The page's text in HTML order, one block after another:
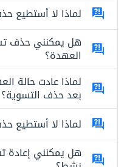
لماذا لا أستطيع
هل يمكنني حذف
العهدة؟
لماذا عادت حالة
بعد حذف التسوية؟
لماذا لا أستطيع
هل يمكنني إعادة